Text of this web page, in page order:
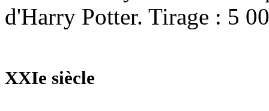
d'Harry Potter. Tirage : 5
XXIe siècle